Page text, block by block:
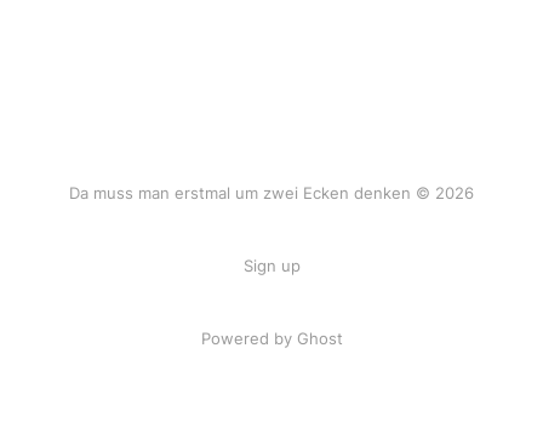
Da muss man erstmal um zwei Ecken denken © 2026
Sign up
Powered by Ghost